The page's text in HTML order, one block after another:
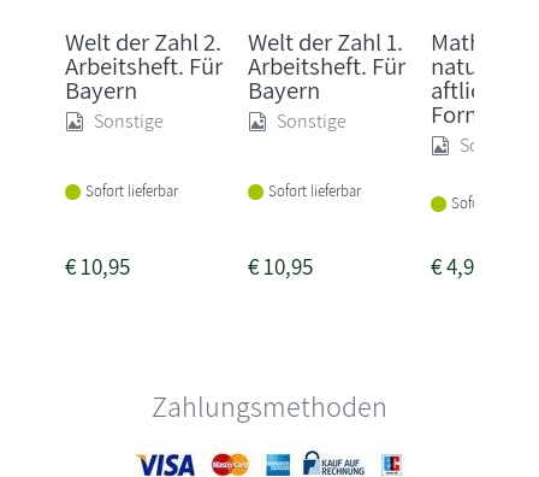
Welt der Zahl 2.
Arbeitsheft. Für
Bayern
Sonstige
Sofort lieferbar
€10,95
Welt der Zahl 1.
Arbeitsheft. Für
Bayern
Sonstige
Sofort lieferbar
€10,95
aftliche
Formels...
Sonstige
Sofort
€4,90
Zahlungsmethoden